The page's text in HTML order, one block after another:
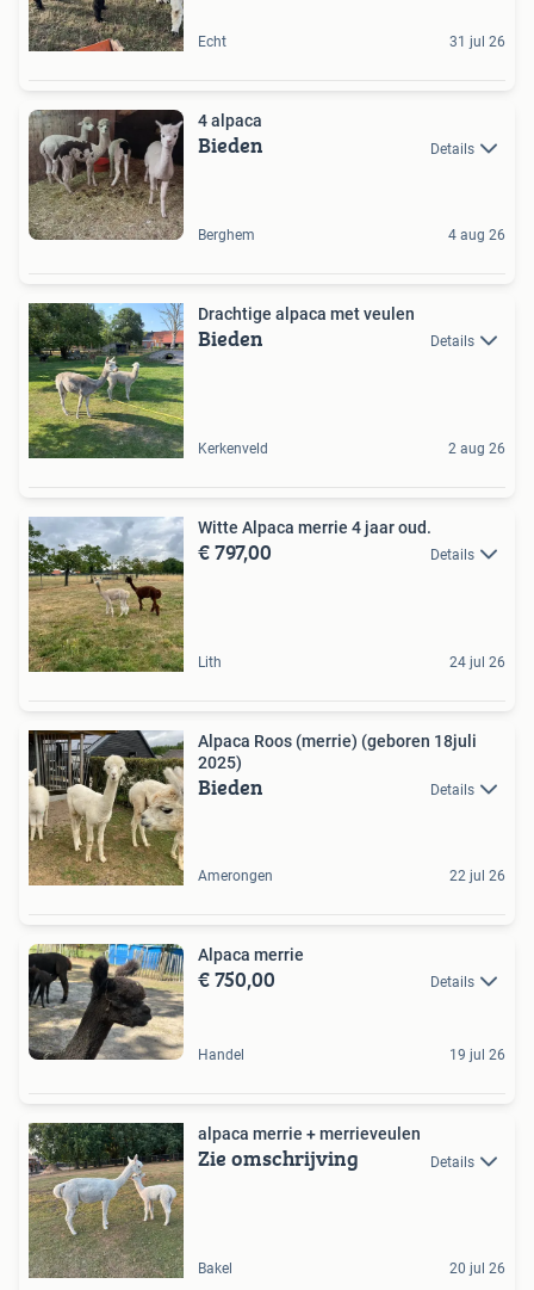
Echt 31 jul 26
4 alpaca
Bieden Details
Berghem 4 aug 26
Drachtige alpaca met veulen
Bieden Details
Kerkenveld 2 aug 26
Witte Alpaca merrie 4 jaar oud.
€ 797,00 Details
Lith 24 jul 26
Alpaca Roos (merrie) (geboren 18juli
2025)
Bieden Details
Amerongen 22 jul 26
Alpaca merrie
€ 750,00 Details
Handel 19 jul 26
alpaca merrie + merrieveulen
Zie omschrijving Details
Bakel 20 jul 26